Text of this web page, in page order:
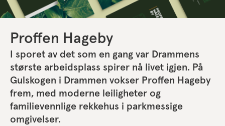
Proffen Hageby
I sporet av det som en gang var Drammens
største arbeidsplass spirer nå livet igjen. På
Gulskogen i Drammen vokser Proffen Hageby
frem, med moderne leiligheter og
familievennlige rekkehus i parkmessige
omgivelser.